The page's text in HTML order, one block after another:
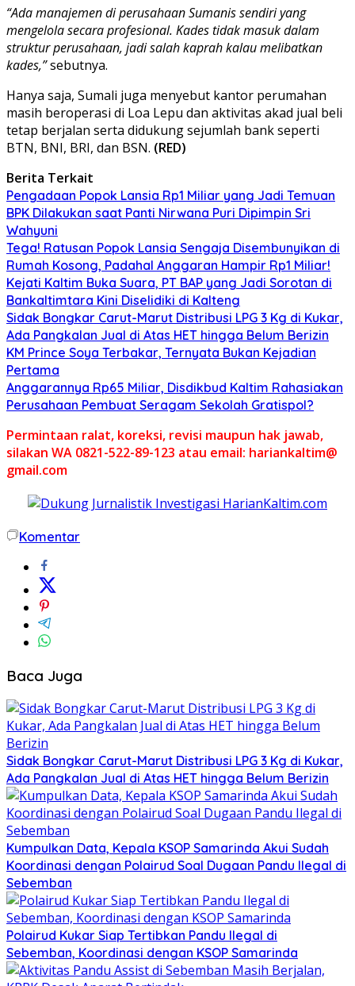
“Ada manajemen di perusahaan Sumanis sendiri yang
mengelola secara profesional. Kades tidak masuk dalam
struktur perusahaan, jadi salah kaprah kalau melibatkan
kades,”sebutnya.
Hanya saja, Sumali juga menyebut kantor perumahan
masih beroperasi di Loa Lepu dan aktivitas akad jual beli
tetap berjalan serta didukung sejumlah bank seperti
BTN, BNI, BRI, dan BSN. (RED)
Berita Terkait
Pengadaan Popok Lansia Rp1 Miliar yang Jadi Temuan
BPK Dilakukan saat Panti Nirwana Puri Dipimpin Sri
Wahyuni
Tega! Ratusan Popok Lansia Sengaja Disembunyikan di
Rumah Kosong, Padahal Anggaran Hampir Rp1 Miliar!
Kejati Kaltim Buka Suara, PT BAP yang Jadi Sorotan di
Bankaltimtara Kini Diselidiki di Kalteng
Sidak Bongkar Carut-Marut Distribusi LPG 3 Kg di Kukar,
Ada Pangkalan Jual di Atas HET hingga Belum Berizin
KM Prince Soya Terbakar, Ternyata Bukan Kejadian
Pertama
Anggarannya Rp65 Miliar, Disdikbud Kaltim Rahasiakan
Perusahaan Pembuat Seragam Sekolah Gratispol?
Permintaan ralat, koreksi, revisi maupun hak jawab,
silakan WA 0821-522-89-123 atau email: hariankaltim@
gmail.com
Komentar
Baca Juga
Sidak Bongkar Carut-Marut Distribusi LPG 3 Kg di Kukar,
Ada Pangkalan Jual di Atas HET hingga Belum Berizin
Kumpulkan Data, Kepala KSOP Samarinda Akui Sudah
Koordinasi dengan Polairud Soal Dugaan Pandu Ilegal di
Sebemban
Polairud Kukar Siap Tertibkan Pandu Ilegal di
Sebemban, Koordinasi dengan KSOP Samarinda